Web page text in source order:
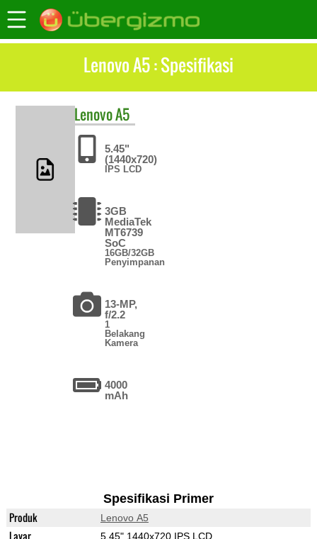
Lenovo A5 : Spesifikasi
LenovoA5
5.45"
(1440x720)
IPS LCD
3GB
MediaTek
MT6739
SoC
16GB/32GB
Penyimpanan
13-MP,
f/2.2
1
Belakang
Kamera
4000
mAh
Spesifikasi Primer
Produk Lenovo A5
Layar 5.45" 1440x720 IPS LCD